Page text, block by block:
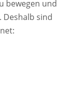
bewegen und
Deshalb sind